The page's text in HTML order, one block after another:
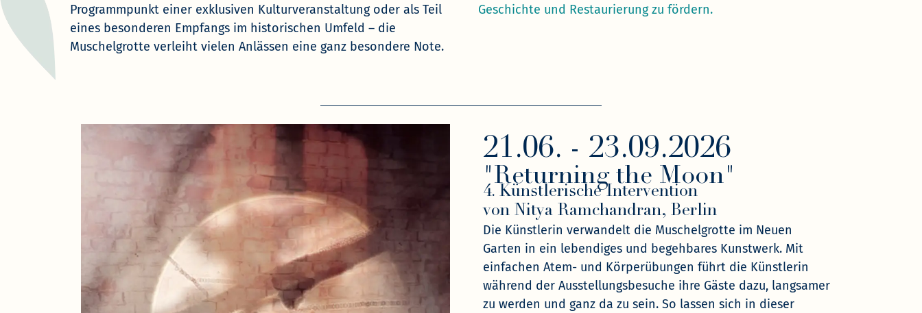
Programmpunkt einer exklusiven Kulturveranstaltung oder als Teil
eines besonderen Empfangs im historischen Umfeld – die
Muschelgrotte verleiht vielen Anlässen eine ganz besondere Note.
Geschichte und Restaurierung zu fördern.
21.06. - 23.09.2026
"Returning the Moon"
4. Künstlerische Intervention
von Nitya Ramchandran, Berlin
Die Künstlerin verwandelt die Muschelgrotte im Neuen
Garten in ein lebendiges und begehbares Kunstwerk. Mit
einfachen Atem- und Körperübungen führt die Künstlerin
während der Ausstellungsbesuche ihre Gäste dazu, langsamer
zu werden und ganz da zu sein. So lassen sich in dieser